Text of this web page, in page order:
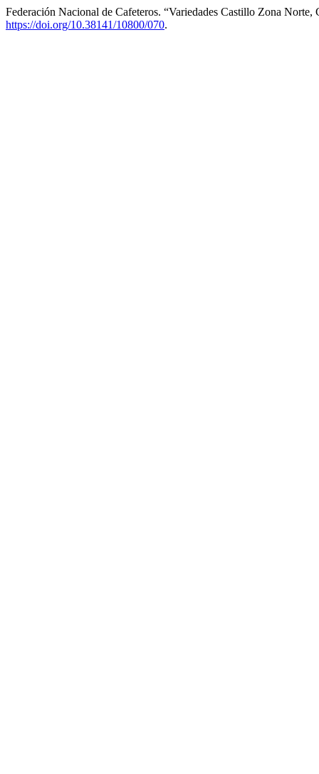
Federación Nacional de Cafeteros. “Variedades Castillo Zona Norte,
https://doi.org/10.38141/10800/070.